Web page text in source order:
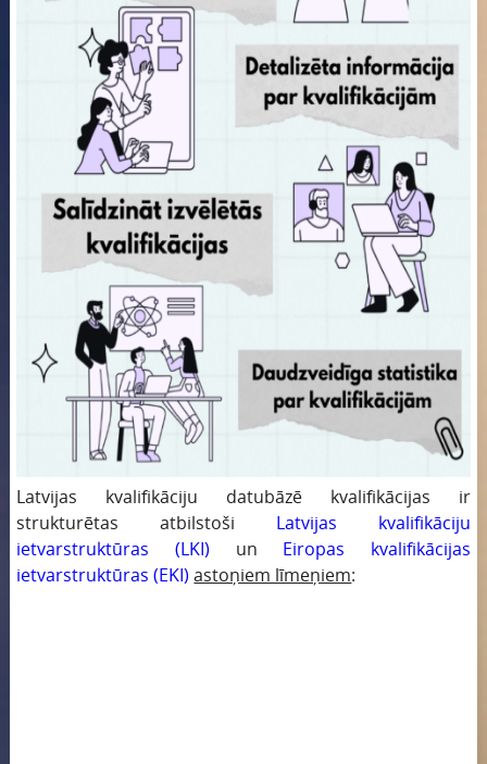
Latvijas kvalifikāciju datubāzē kvalifikācijas ir
strukturētas atbilstoši Latvijas kvalifikāciju
ietvarstruktūras (LKI) un Eiropas kvalifikācijas
ietvarstruktūras (EKI) astoņiem līmeņiem: